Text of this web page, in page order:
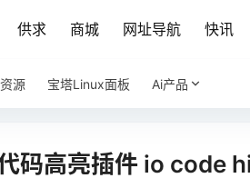
供求 商城 网址导航 快讯
源 宝塔Linux面板 Ai产品
码高亮插件 io code